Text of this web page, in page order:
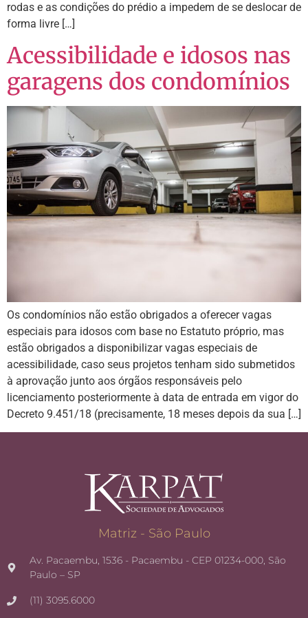
rodas e as condições do prédio a impedem de se deslocar de
forma livre […]
Acessibilidade e idosos nas
garagens dos condomínios
Os condomínios não estão obrigados a oferecer vagas
especiais para idosos com base no Estatuto próprio, mas
estão obrigados a disponibilizar vagas especiais de
acessibilidade, caso seus projetos tenham sido submetidos
à aprovação junto aos órgãos responsáveis pelo
licenciamento posteriormente à data de entrada em vigor do
Decreto 9.451/18 (precisamente, 18 meses depois da sua […]
Matriz - São Paulo
Av. Pacaembu, 1536 - Pacaembu - CEP 01234-000, São
Paulo – SP
(11) 3095.6000